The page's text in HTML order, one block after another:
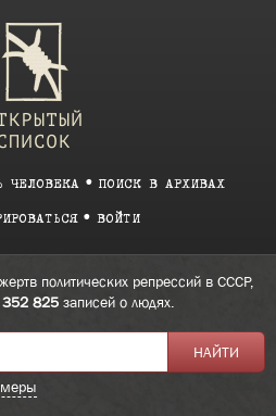
ЧЕЛОВЕКА ПОИСК В АРХИВАХ
ВОЙТИ
политических репрессий в СССР,
825 записей о людях.